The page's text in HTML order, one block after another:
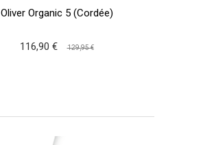
Oliver Organic 5 (Cordée)
116,90 € 129,95 €